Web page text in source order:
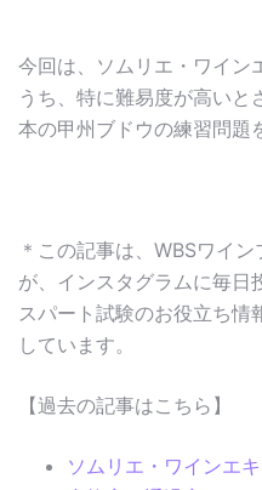
今回は、ソムリエ・ワイン
うち、特に難易度が高いと
本の甲州ブドウの練習問題
＊この記事は、WBSワイ
が、インスタグラムに毎日
スパート試験のお役立ち情
しています。
【過去の記事はこちら】
ソムリエ・ワインエ